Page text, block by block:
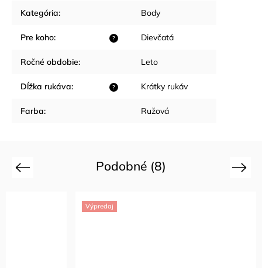
Kategória: Body
?
Pre koho: Dievčatá
Ročné obdobie: Leto
?
Dĺžka rukáva: Krátky rukáv
Farba: Ružová
Podobné (8)
Previous Next